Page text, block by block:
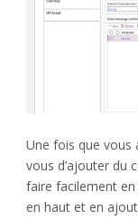
Une fois que vous
vous d’ajouter du
faire facilement
en haut et en